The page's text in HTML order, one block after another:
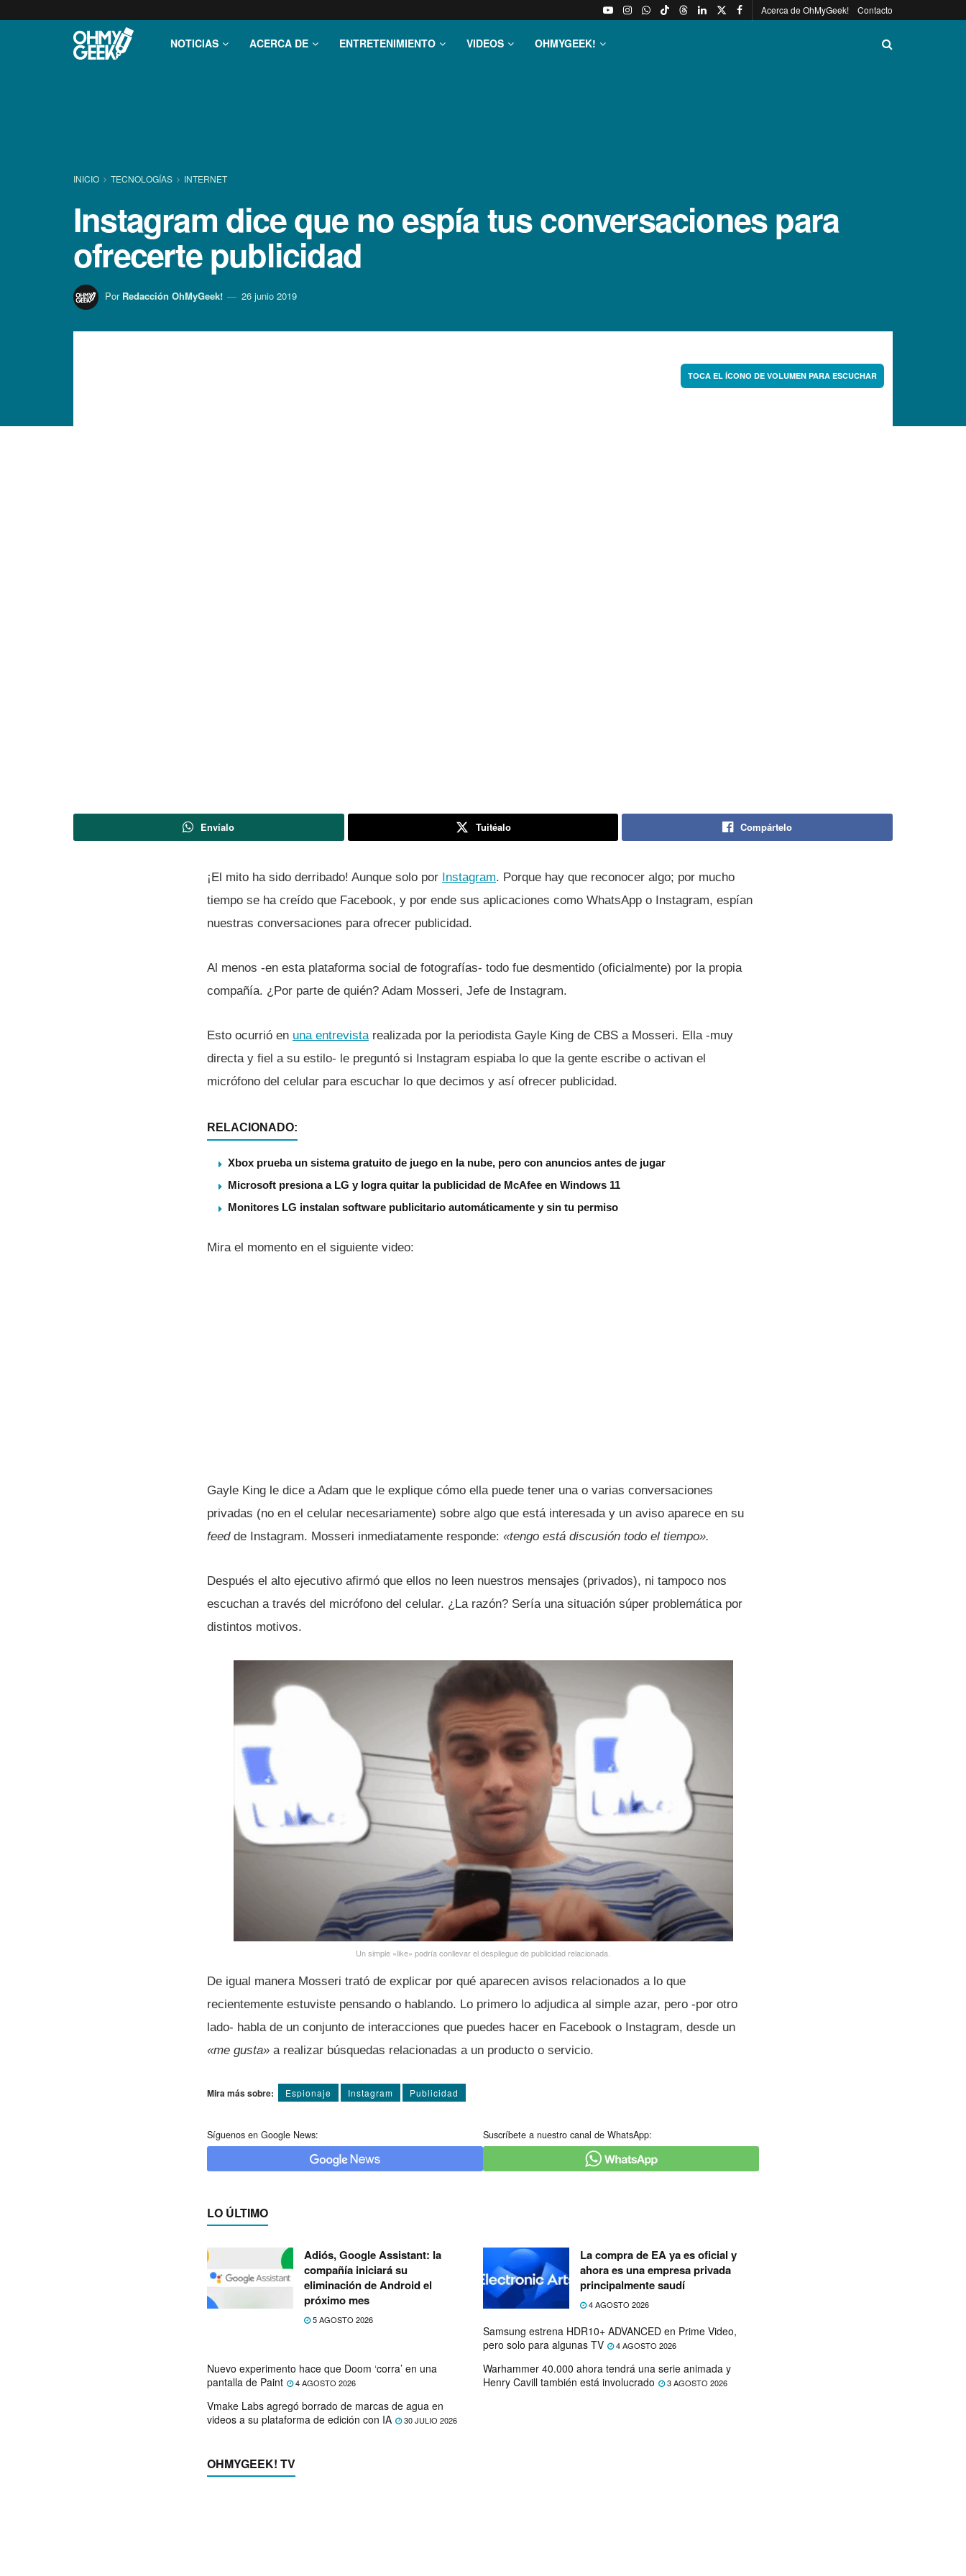
Acerca de OhMyGeek! Contacto
NOTICIAS ACERCA DE ENTRETENIMIENTO VIDEOS OHMYGEEK!
INICIO TECNOLOGÍ­AS INTERNET
Instagram dice que no espí­a tus conversaciones para
ofrecerte publicidad
Por Redacción OhMyGeek! 26 junio 2019
Envíalo Tuitéalo Compártelo
¡El mito ha sido derribado! Aunque solo por Instagram. Porque hay que reconocer algo; por mucho
tiempo se ha creí­do que Facebook, y por ende sus aplicaciones como WhatsApp o Instagram, espí­an
nuestras conversaciones para ofrecer publicidad.
Al menos -en esta plataforma social de fotografí­as- todo fue desmentido (oficialmente) por la propia
compañí­a. ¿Por parte de quién? Adam Mosseri, Jefe de Instagram.
Esto ocurrió en una entrevista realizada por la periodista Gayle King de CBS a Mosseri. Ella -muy
directa y fiel a su estilo- le preguntó si Instagram espiaba lo que la gente escribe o activan el
micrófono del celular para escuchar lo que decimos y así­ ofrecer publicidad.
RELACIONADO:
Xbox prueba un sistema gratuito de juego en la nube, pero con anuncios antes de jugar
Microsoft presiona a LG y logra quitar la publicidad de McAfee en Windows 11
Monitores LG instalan software publicitario automáticamente y sin tu permiso
Mira el momento en el siguiente video:
Gayle King le dice a Adam que le explique cómo ella puede tener una o varias conversaciones
privadas (no en el celular necesariamente) sobre algo que está interesada y un aviso aparece en su
feedde Instagram. Mosseri inmediatamente responde: «tengo está discusión todo el tiempo».
Después el alto ejecutivo afirmó que ellos no leen nuestros mensajes (privados), ni tampoco nos
escuchan a través del micrófono del celular. ¿La razón? Serí­a una situación súper problemática por
distintos motivos.
Un simple «like» podrí­a conllevar el despliegue de publicidad relacionada.
De igual manera Mosseri trató de explicar por qué aparecen avisos relacionados a lo que
recientemente estuviste pensando o hablando. Lo primero lo adjudica al simple azar, pero -por otro
lado- habla de un conjunto de interacciones que puedes hacer en Facebook o Instagram, desde un
«me gusta» a realizar búsquedas relacionadas a un producto o servicio.
Mira más sobre: Espionaje Instagram Publicidad
Síguenos en Google News: Suscríbete a nuestro canal de WhatsApp:
LO ÚLTIMO
Adiós, Google Assistant: la
compañía iniciará su
eliminación de Android el
próximo mes
5 AGOSTO 2026
La compra de EA ya es oficial y
ahora es una empresa privada
principalmente saudí
4 AGOSTO 2026
Samsung estrena HDR10+ ADVANCED en Prime Video,
pero solo para algunas TV
4 AGOSTO 2026
Nuevo experimento hace que Doom ‘corra’ en una
pantalla de Paint
4 AGOSTO 2026
Warhammer 40.000 ahora tendrá una serie animada y
Henry Cavill también está involucrado
3 AGOSTO 2026
Vmake Labs agregó borrado de marcas de agua en
videos a su plataforma de edición con IA
30 JULIO 2026
OHMYGEEK! TV